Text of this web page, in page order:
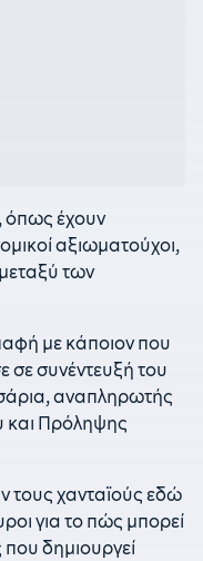
όπως έχουν
αξιωματούχοι,
των
με κάποιον που
συνέντευξή του
αναπληρωτής
και Πρόληψης
τους χανταϊούς εδώ
για το πώς μπορεί
που δημιουργεί